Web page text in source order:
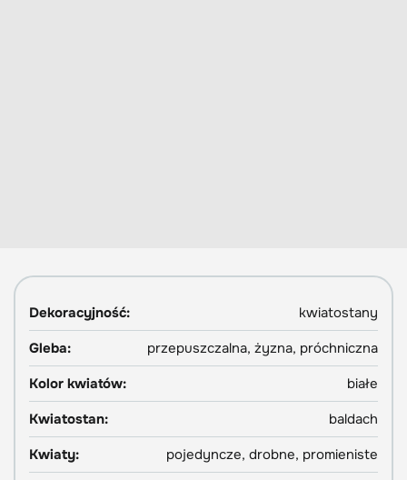
Dekoracyjność:
kwiatostany
Gleba:
przepuszczalna, żyzna, próchniczna
Kolor kwiatów:
białe
Kwiatostan:
baldach
Kwiaty:
pojedyncze, drobne, promieniste